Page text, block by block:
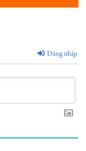
Đăng nhập